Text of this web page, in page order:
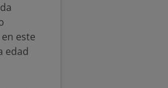
este
edad